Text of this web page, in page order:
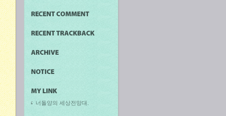
너돌양의 세상전망대.